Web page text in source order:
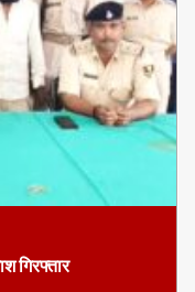
गिरफ्तार